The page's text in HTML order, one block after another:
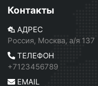
Контакты
АДРЕС
Россия, Москва, а/я 137
ТЕЛЕФОН
+7123456789
EMAIL